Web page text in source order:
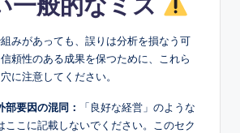
みがあっても、誤りは分析を損なう可
頼性のある成果を保つために、これら
に注意してください。
部要因の混同：
「良好な経営」のような
ここに記載しないでください。このセク